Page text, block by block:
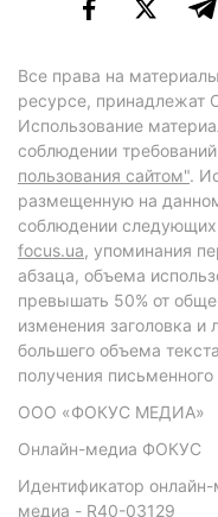
Все права на
ресурсе,
Использование
соблюдении
пользования сайтом".
размещенную на
соблюдении следующих
focus.ua, упоминания
абзаца, объема
превышать 50% от
изменения заголовка и
большего объема
получения
ООО «ФОКУС МЕДИА»
Онлайн-медиа ФОКУС
Идентификатор
медиа - R40-03129